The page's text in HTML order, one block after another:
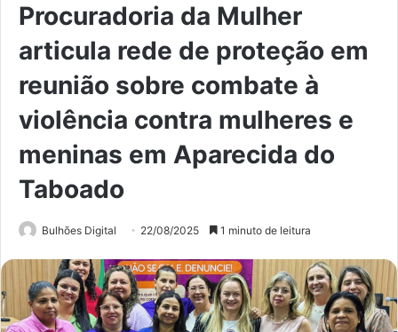
Procuradoria da Mulher
articula rede de proteção em
reunião sobre combate à
violência contra mulheres e
meninas em Aparecida do
Taboado
Bulhões Digital 22/08/2025 1 minuto de leitura